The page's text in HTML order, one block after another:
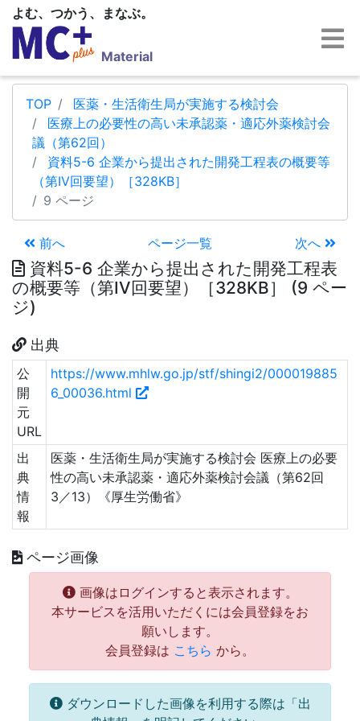
よむ、つかう、まなぶ。
Material
TOP
医薬・生活衛生局が実施する検討会
医療上の必要性の高い未承認薬・適応外薬検討会
議（第62回）
資料5-6 企業から提出された開発工程表の概要等
（第IV回要望）［328KB］
9 ページ
前へ ページ一覧 次へ
資料5-6 企業から提出された開発工程表
の概要等（第IV回要望）［328KB］ (9 ペー
ジ)
出典
公
開
元
URL
https://www.mhlw.go.jp/stf/shingi2/000019885
6_00036.html
出
典
情
報
医薬・生活衛生局が実施する検討会 医療上の必要
性の高い未承認薬・適応外薬検討会議（第62回
3／13）《厚生労働省》
ページ画像
画像はログインすると表示されます。
本サービスを活用いただくには会員登録をお
願いします。
会員登録は こちら から。
ダウンロードした画像を利用する際は「出